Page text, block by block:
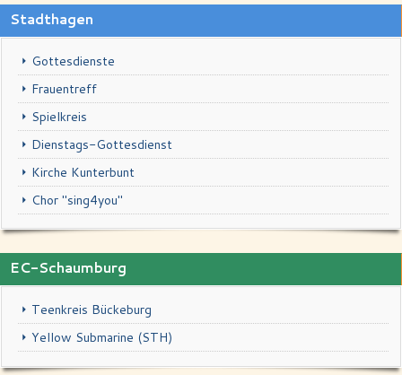
Stadthagen
Gottesdienste
Frauentreff
Spielkreis
Dienstags-Gottesdienst
Kirche Kunterbunt
Chor "sing4you"
EC-Schaumburg
Teenkreis Bückeburg
Yellow Submarine (STH)